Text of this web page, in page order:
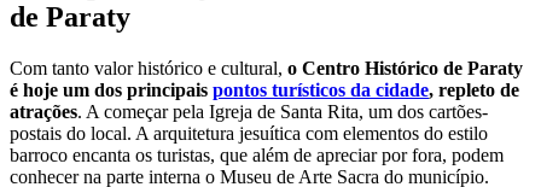
de Paraty
Com tanto valor histórico e cultural, o Centro Histórico de Paraty
é hoje um dos principais pontos turísticos da cidade, repleto de
atrações. A começar pela Igreja de Santa Rita, um dos cartões-
postais do local. A arquitetura jesuítica com elementos do estilo
barroco encanta os turistas, que além de apreciar por fora, podem
conhecer na parte interna o Museu de Arte Sacra do município.